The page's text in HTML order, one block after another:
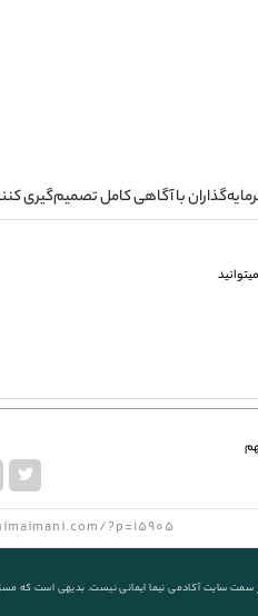
با آگاهی کامل تصمیم‌گیری
سمت سایت آکادمی نیما ایمانی نیست. بدیهی است که